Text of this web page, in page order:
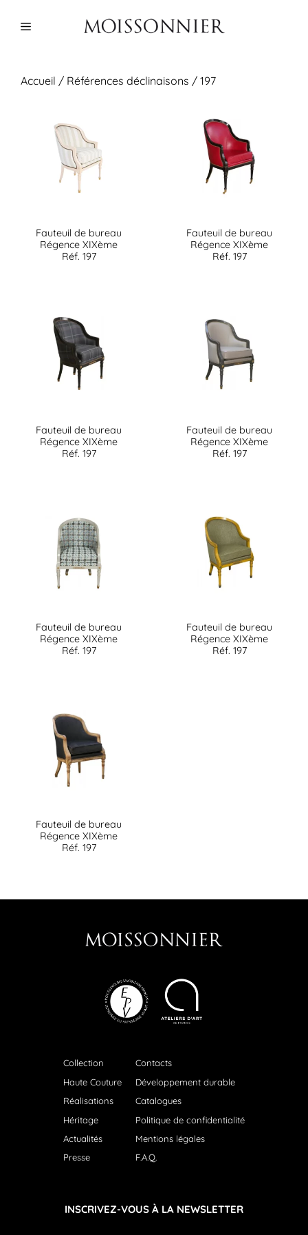
Menu
Accueil / Références déclinaisons / 197
Fauteuil de bureau
Régence XIXème
Réf. 197
Fauteuil de bureau
Régence XIXème
Réf. 197
Fauteuil de bureau
Régence XIXème
Réf. 197
Fauteuil de bureau
Régence XIXème
Réf. 197
Fauteuil de bureau
Régence XIXème
Réf. 197
Fauteuil de bureau
Régence XIXème
Réf. 197
Fauteuil de bureau
Régence XIXème
Réf. 197
Collection
Haute Couture
Réalisations
Héritage
Actualités
Presse
Contacts
Développement durable
Catalogues
Politique de confidentialité
Mentions légales
F.A.Q.
INSCRIVEZ-VOUS À LA NEWSLETTER